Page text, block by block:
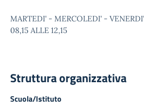
MARTEDI' - MERCOLEDI' -
08,15 ALLE 12,15
Struttura organizzativa
Scuola/Istituto